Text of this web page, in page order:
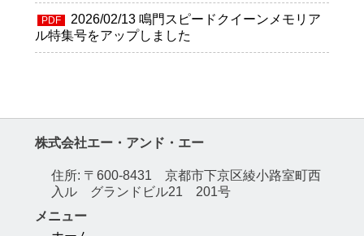
PDF 2026/02/13鳴門スピードクイーンメモリア
ル特集号をアップしました
株式会社エー・アンド・エー
住所: 〒600-8431 京都市下京区綾小路室町西
入ル グランドビル21 201号
メニュー